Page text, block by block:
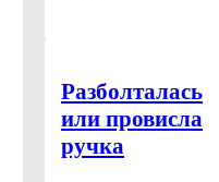
Разболталась
или провисла
ручка